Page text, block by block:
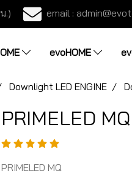
.) email :
evoHOME
Downlight LED ENGINE
PRIMELED MQ
PRIMELED MQ